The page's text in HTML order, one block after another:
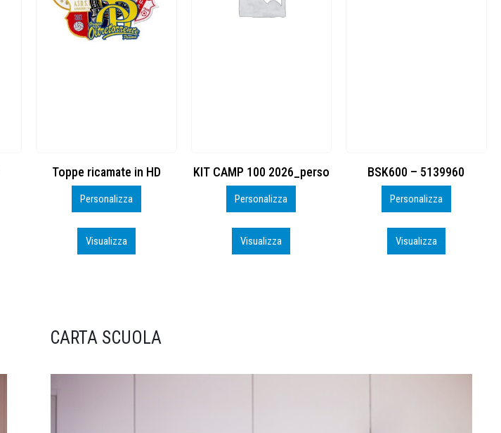
KIT CAMP 100 2026_perso
Personalizza
Visualizza
BSK600 – 5139960
Personalizza
Visualizza
DTF
Personalizza
Visualizza
CARTA SCUOLA